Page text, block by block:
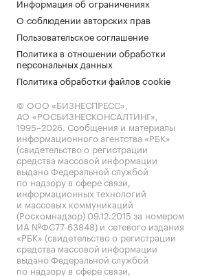
Информация об ограничениях
О соблюдении авторских прав
Пользовательское соглашение
Политика в отношении обработки
персональных данных
Политика обработки файлов cookie
© ООО «БИЗНЕСПРЕСС»,
АО «РОСБИЗНЕСКОНСАЛТИНГ»,
1995–2026. Сообщения и материалы
информационного агентства «РБК»
(свидетельство о регистрации
средства массовой информации
выдано Федеральной службой
по надзору в сфере связи,
информационных технологий
и массовых коммуникаций
(Роскомнадзор) 09.12.2015 за номером
ИА №ФС77-63848) и сетевого издания
«РБК» (свидетельство о регистрации
средства массовой информации
выдано Федеральной службой
по надзору в сфере связи,